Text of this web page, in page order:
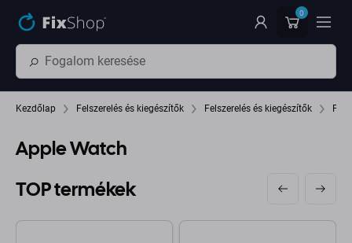
0
Kezdőlap Felszerelés és kiegészítők Felszerelés és kiegészítők Pánt
Apple Watch
TOP termékek